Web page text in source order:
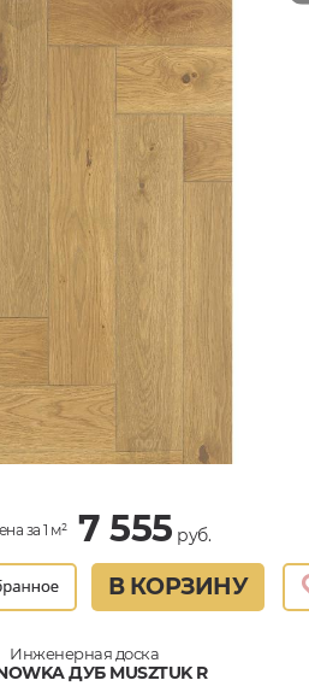
за 1 м² 7 555 руб.
В КОРЗИНУ
Инженерная доска
ДУБ MUSZTUK R